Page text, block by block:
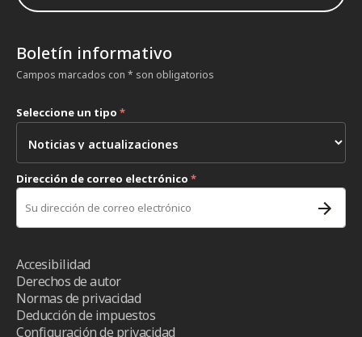
Boletín informativo
Campos marcados con * son obligatorios
Seleccione un tipo *
Dirección de correo electrónico *
Accesibilidad
Derechos de autor
Normas de privacidad
Deducción de impuestos
Configuración de privacidad